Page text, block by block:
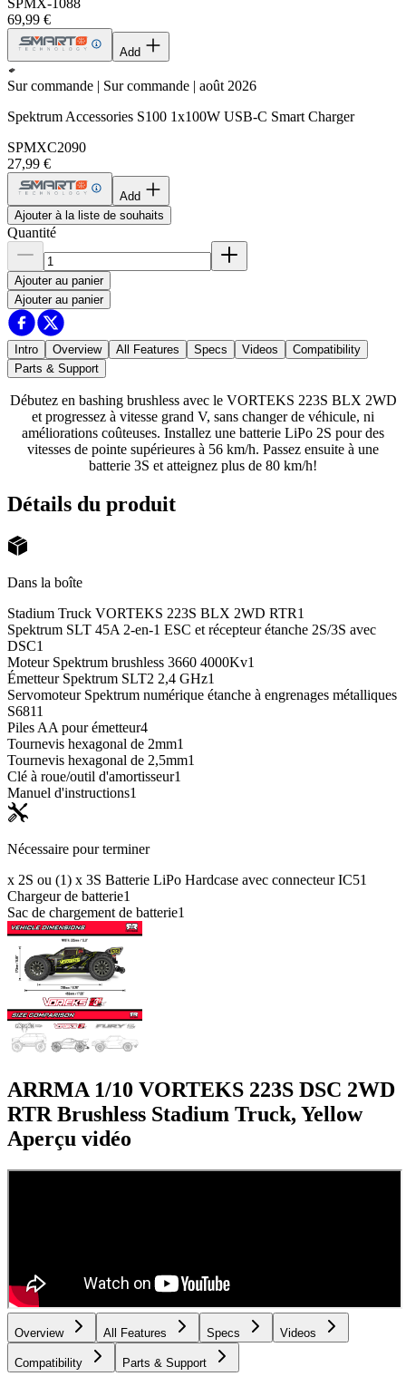
SPMX-1088
69,99 €
Add
Sur commande | Sur commande | août 2026
Spektrum Accessories S100 1x100W USB-C Smart Charger
SPMXC2090
27,99 €
Add
Ajouter à la liste de souhaits
Quantité
Ajouter au panier
Ajouter au panier
Intro Overview All Features Specs Videos
Compatibility
Parts & Support
Débutez en bashing brushless avec le VORTEKS 223S BLX 2WD
et progressez à vitesse grand V, sans changer de véhicule, ni
améliorations coûteuses. Installez une batterie LiPo 2S pour des
vitesses de pointe supérieures à 56 km/h. Passez ensuite à une
batterie 3S et atteignez plus de 80 km/h!
Détails du produit
Dans la boîte
Stadium Truck VORTEKS 223S BLX 2WD RTR1
Spektrum SLT 45A 2-en-1 ESC et récepteur étanche 2S/3S avec
DSC1
Moteur Spektrum brushless 3660 4000Kv1
Émetteur Spektrum SLT2 2,4 GHz1
Servomoteur Spektrum numérique étanche à engrenages métalliques
S6811
Piles AA pour émetteur4
Tournevis hexagonal de 2mm1
Tournevis hexagonal de 2,5mm1
Clé à roue/outil d'amortisseur1
Manuel d'instructions1
Nécessaire pour terminer
x 2S ou (1) x 3S Batterie LiPo Hardcase avec connecteur IC51
Chargeur de batterie1
Sac de chargement de batterie1
ARRMA 1/10 VORTEKS 223S DSC 2WD
RTR Brushless Stadium Truck, Yellow
Aperçu vidéo
Overview All Features Specs Videos
Compatibility Parts & Support